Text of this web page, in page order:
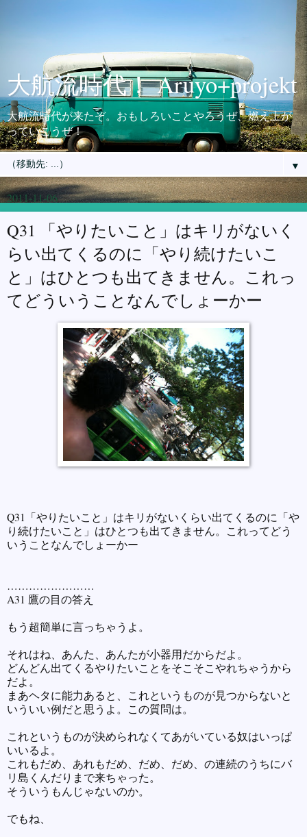
大航流時代！ Aruyo+projekt
大航流時代が来たぞ。おもしろいことやろうぜ、燃え上が
っていこうぜ！
▼
2011-11-06
Q31 「やりたいこと」はキリがないく
らい出てくるのに「やり続けたいこ
と」はひとつも出てきません。これっ
てどういうことなんでしょーかー
Q31「やりたいこと」はキリがないくらい出てくるのに「や
り続けたいこと」はひとつも出てきません。これってどう
いうことなんでしょーかー
……………………
A31 鷹の目の答え
もう超簡単に言っちゃうよ。
それはね、あんた、あんたが小器用だからだよ。
どんどん出てくるやりたいことをそこそこやれちゃうから
だよ。
まあヘタに能力あると、これというものが見つからないと
いういい例だと思うよ。この質問は。
これというものが決められなくてあがいている奴はいっぱ
いいるよ。
これもだめ、あれもだめ、だめ、だめ、の連続のうちにバ
リ島くんだりまで来ちゃった。
そういうもんじゃないのか。
でもね、